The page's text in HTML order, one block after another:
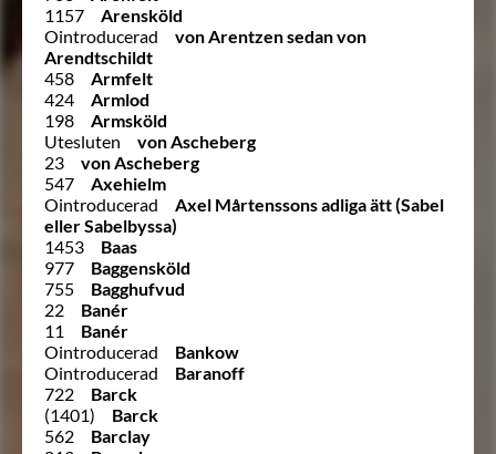
1157
Arensköld
Ointroducerad
von Arentzen sedan von
Arendtschildt
458
Armfelt
424
Armlod
198
Armsköld
Utesluten
von Ascheberg
23
von Ascheberg
547
Axehielm
Ointroducerad
Axel Mårtenssons adliga ätt (Sabel
eller Sabelbyssa)
1453
Baas
977
Baggensköld
755
Bagghufvud
22
Banér
11
Banér
Ointroducerad
Bankow
Ointroducerad
Baranoff
722
Barck
(1401)
Barck
562
Barclay